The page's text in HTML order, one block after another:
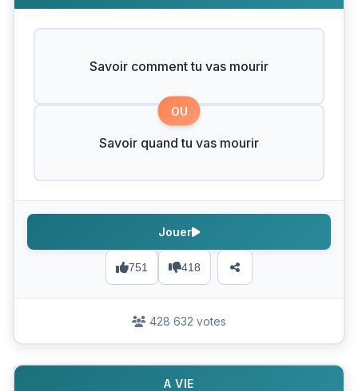
Savoir comment tu vas mourir
OU
Savoir quand tu vas mourir
751 418
Jouer
428 632 votes
A VIE